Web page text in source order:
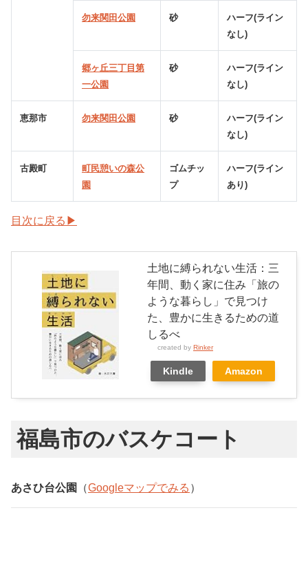
勿来関田公園 砂
ハーフ(ライン
なし)
郷ヶ丘三丁目第
一公園
砂
ハーフ(ライン
なし)
恵那市 勿来関田公園 砂
ハーフ(ライン
なし)
古殿町
町民憩いの森公
園
ゴムチッ
プ
ハーフ(ライン
あり)
目次に戻る▶
土地に縛られない生活：三
年間、動く家に住み「旅の
ような暮らし」で見つけ
た、豊かに生きるための道
しるべ
created by Rinker
Kindle Amazon
福島市のバスケコート
あさひ台公園 （Googleマップでみる ）